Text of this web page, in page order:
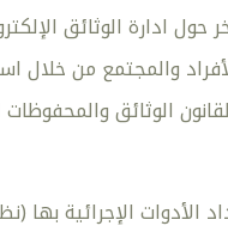
الوثائق
والمجتمع من خلال
الوثائق
31 جهة حكومية من حيث اعداد